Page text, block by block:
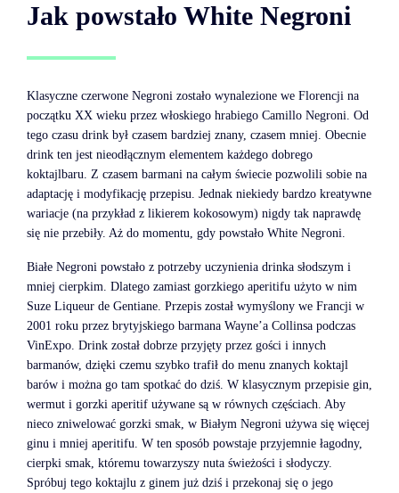
Jak powstało White Negroni
Klasyczne czerwone Negroni zostało wynalezione we Florencji na
początku XX wieku przez włoskiego hrabiego Camillo Negroni. Od
tego czasu drink był czasem bardziej znany, czasem mniej. Obecnie
drink ten jest nieodłącznym elementem każdego dobrego
koktajlbaru. Z czasem barmani na całym świecie pozwolili sobie na
adaptację i modyfikację przepisu. Jednak niekiedy bardzo kreatywne
wariacje (na przykład z likierem kokosowym) nigdy tak naprawdę
się nie przebiły. Aż do momentu, gdy powstało White Negroni.
Białe Negroni powstało z potrzeby uczynienia drinka słodszym i
mniej cierpkim. Dlatego zamiast gorzkiego aperitifu użyto w nim
Suze Liqueur de Gentiane. Przepis został wymyślony we Francji w
2001 roku przez brytyjskiego barmana Wayne’a Collinsa podczas
VinExpo. Drink został dobrze przyjęty przez gości i innych
barmanów, dzięki czemu szybko trafił do menu znanych koktajl
barów i można go tam spotkać do dziś. W klasycznym przepisie gin,
wermut i gorzki aperitif używane są w równych częściach. Aby
nieco zniwelować gorzki smak, w Białym Negroni używa się więcej
ginu i mniej aperitifu. W ten sposób powstaje przyjemnie łagodny,
cierpki smak, któremu towarzyszy nuta świeżości i słodyczy.
Spróbuj tego koktajlu z ginem już dziś i przekonaj się o jego